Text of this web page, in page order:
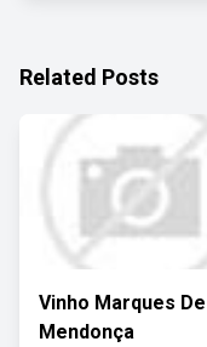
Related Posts
Vinho Marques De
Mendonça